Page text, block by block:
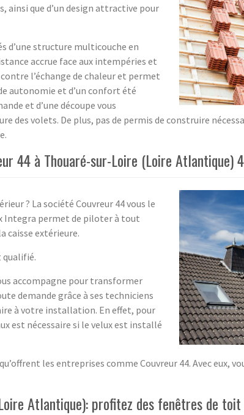
ainsi que d’un design attractive pour
d’une structure multicouche en
accrue face aux intempéries et
l’échange de chaleur et permet
autonomie et d’un confort été
et d’une découpe vous
volets. De plus, pas de permis de construire
44 à Thouaré-sur-Loire (Loire Atlantique)
? La société Couvreur 44 vous le
Integra permet de piloter à tout
caisse extérieure.
qualifié.
accompagne pour transformer
demande grâce à ses techniciens
à votre installation. En effet, pour
est nécessaire si le velux est installé
les entreprises comme Couvreur 44. Avec eux,
Atlantique): profitez des fenêtres de